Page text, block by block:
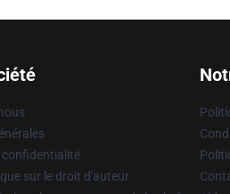
confidentialité
sur le droit d'auteur